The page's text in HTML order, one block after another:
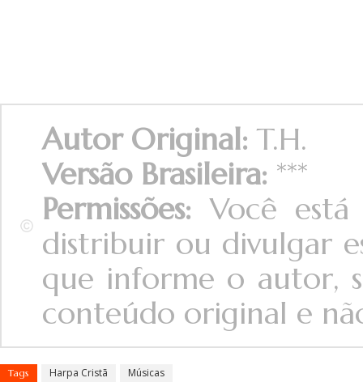
Autor Original: T.H.
Versão Brasileira: ***
Permissões:Você
distribuir ou divulgar
que informe o autor,
conteúdo original e
Tags Harpa Cristã Músicas